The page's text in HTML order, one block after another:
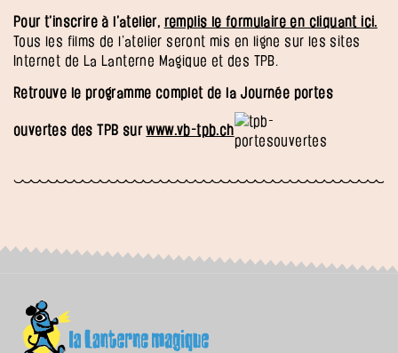
Pour t’inscrire à l’atelier, remplis le formulaire en cliquant ici.
Tous les films de l’atelier seront mis en ligne sur les sites
Internet de La Lanterne Magique et des TPB.
Retrouve le programme complet de la Journée portes
ouvertes des TPB surwww.vb-tpb.ch